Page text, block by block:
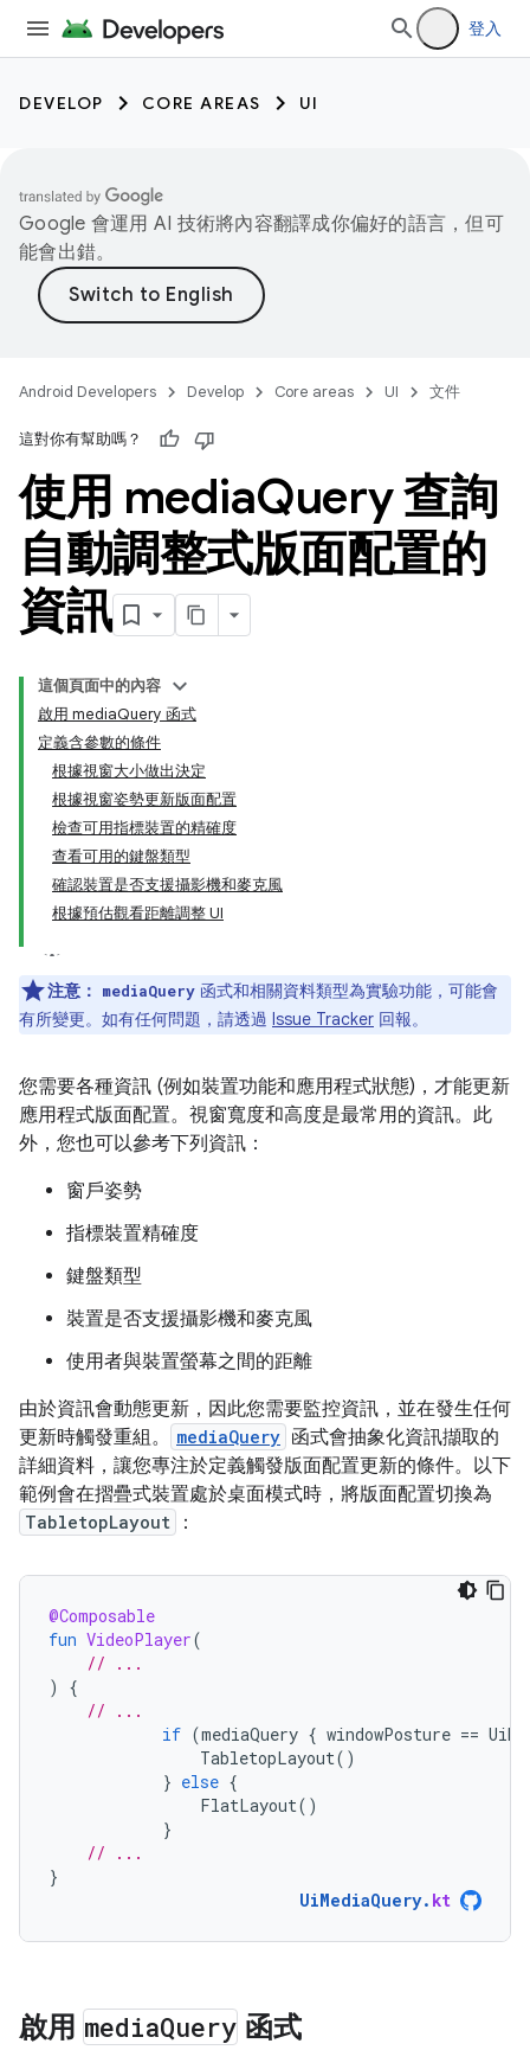
登入
DEVELOP CORE AREAS UI
Google 會運用 AI 技術將內容翻譯成你偏好的語言，但可
能會出錯。
Android Developers Develop Core areas UI 文件
這對你有幫助嗎？
使用 mediaQuery 查詢
自動調整式版面配置的
資訊
這個頁面中的內容
啟用 mediaQuery 函式
定義含參數的條件
根據視窗大小做出決定
根據視窗姿勢更新版面配置
檢查可用指標裝置的精確度
查看可用的鍵盤類型
確認裝置是否支援攝影機和麥克風
根據預估觀看距離調整 UI
注意： mediaQuery 函式和相關資料類型為實驗功能，可能會
有所變更。如有任何問題，請透過 Issue Tracker 回報。
您需要各種資訊 (例如裝置功能和應用程式狀態)，才能更新
應用程式版面配置。視窗寬度和高度是最常用的資訊。此
外，您也可以參考下列資訊：
窗戶姿勢
指標裝置精確度
鍵盤類型
裝置是否支援攝影機和麥克風
使用者與裝置螢幕之間的距離
由於資訊會動態更新，因此您需要監控資訊，並在發生任何
更新時觸發重組。
mediaQuery 函式會抽象化資訊擷取的
詳細資料，讓您專注於定義觸發版面配置更新的條件。以下
範例會在摺疊式裝置處於桌面模式時，將版面配置切換為
TabletopLayout ：
@Composable
fun VideoPlayer(
// ...
)
{
// ...
if (mediaQuery { windowPosture ==
TabletopLayout()
} else {
FlatLayout()
}
// ...
}
UiMediaQuery. kt
啟用 mediaQuery 函式